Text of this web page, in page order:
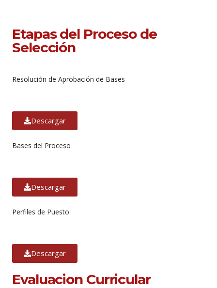
Etapas del Proceso de
Selección
Resolución de Aprobación de Bases
Descargar
Bases del Proceso
Descargar
Perfiles de Puesto
Descargar
Evaluacion Curricular